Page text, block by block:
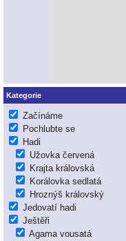
Kategorie
Začínáme
Pochlubte se
Hadi
Užovka červená
Krajta královská
Korálovka sedlatá
Hroznýš královský
Jedovatí hadi
Ještěři
Agama vousatá